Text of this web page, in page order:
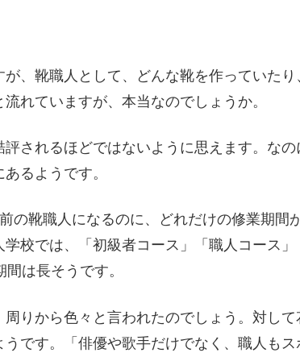
、靴職人として、どんな靴を作っていた
れていますが、本当なのでしょうか。
されるほどではないように思えます。な
るようです。
の靴職人になるのに、どれだけの修業期
校では、「初級者コース」「職人コース
は長そうです。
りから色々と言われたのでしょう。対し
です。「俳優や歌手だけでなく、職人も